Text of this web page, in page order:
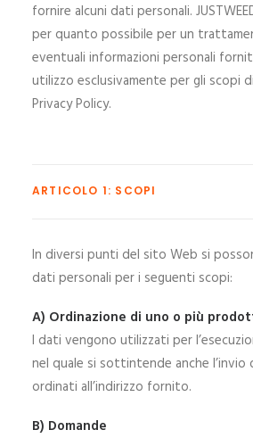
fornire alcuni dati personali.
per quanto possibile per un
eventuali informazioni personali
utilizzo esclusivamente per gli scopi
Privacy Policy.
ARTICOLO 1: SCOPI
In diversi punti del sito Web si
dati personali per i seguenti scopi:
A) Ordinazione di uno o più
I dati vengono utilizzati per
nel quale si sottintende anche
ordinati all’indirizzo fornito.
B) Domande